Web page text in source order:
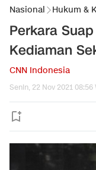
Nasional Hukum &
Perkara
Kediaman
CNN Indonesia
Senin, 22 Nov 2021 08:56